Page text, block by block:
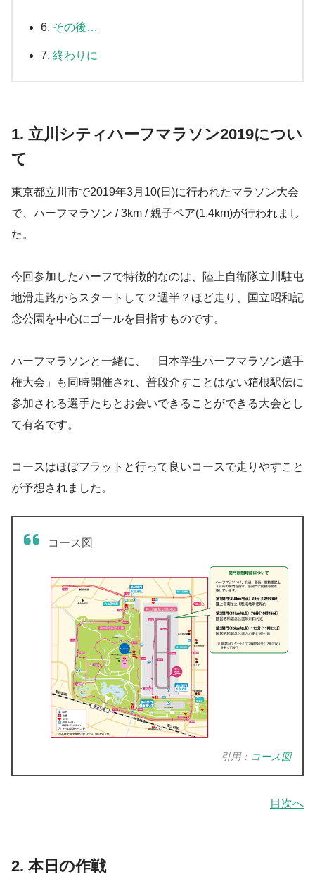
6. その後…
7. 終わりに
1. 立川シティハーフマラソン2019につい
て
東京都立川市で2019年3月10(日)に行われたマラソン大会
で、ハーフマラソン / 3km / 親子ペア(1.4km)が行われまし
た。
今回参加したハーフで特徴的なのは、陸上自衛隊立川駐屯
地滑走路からスタートして２週半？ほど走り、国立昭和記
念公園を中心にゴールを目指すものです。
ハーフマラソンと一緒に、「日本学生ハーフマラソン選手
権大会」も同時開催され、普段介すことはない箱根駅伝に
参加される選手たちとお会いできることができる大会とし
て有名です。
コースはほぼフラットと行って良いコースで走りやすこと
が予想されました。
コース図
引用： コース図
目次へ
2. 本日の作戦